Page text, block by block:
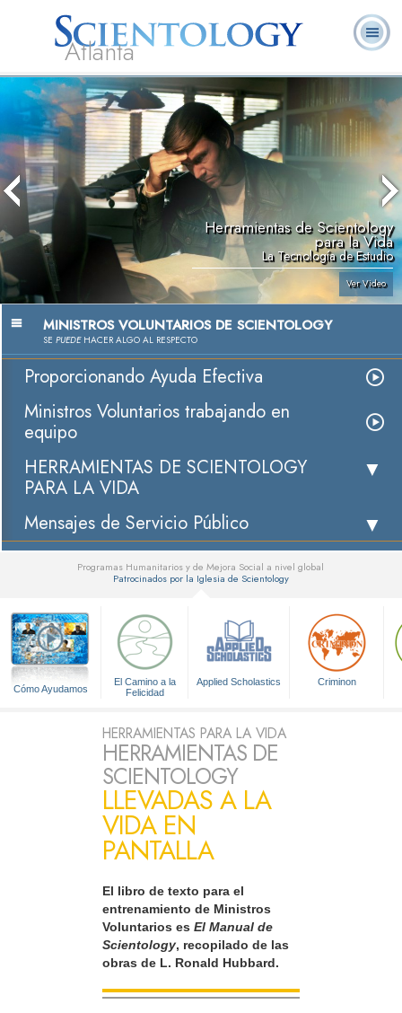
Atlanta
Acerca de
Nosotros
L. Ronald
Hubbard
Scientology?
Voluntarios
Herramientas de Scientology
para la Vida
La Tecnología de Estudio
Ver Video
MINISTROS VOLUNTARIOS DE SCIENTOLOGY
SE PUEDEHACER ALGO AL RESPECTO
Proporcionando Ayuda Efectiva
Ministros Voluntarios trabajando en
equipo
HERRAMIENTAS DE SCIENTOLOGY
PARA LA VIDA
Mensajes de Servicio Público
Programas Humanitarios y de Mejora Social a nivel global
Patrocinados por la Iglesia de Scientology
Cómo Ayudamos
El Camino a la
Felicidad
Applied Scholastics Criminon
HERRAMIENTAS PARA LA VIDA
HERRAMIENTAS DE
SCIENTOLOGY
LLEVADAS A LA
VIDA EN
PANTALLA
El libro de texto para el
entrenamiento de Ministros
Voluntarios es El Manual de
Scientology, recopilado de las
obras de L. Ronald Hubbard.